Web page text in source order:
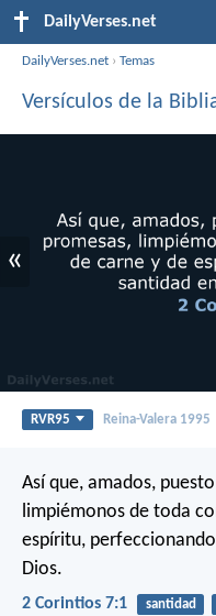
DailyVerses.net
DailyVerses.net ›Temas
Versículos de la
«
RVR95 Reina-Valera 1995
Así que, amados,
limpiémonos de toda
espíritu,
Dios.
2 Corintios 7:1 santidad